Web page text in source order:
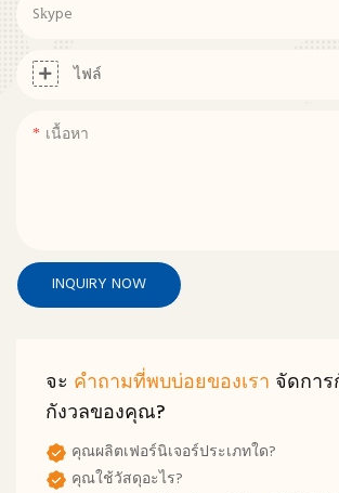
Skype
ไฟล์
เนื้อหา
INQUIRY NOW
จะ คำถามที่พบบ่อยของเรา จัดกา
กังวลของคุณ?
คุณผลิตเฟอร์นิเจอร์ประเภทใด?
คุณใช้วัสดุอะไร?